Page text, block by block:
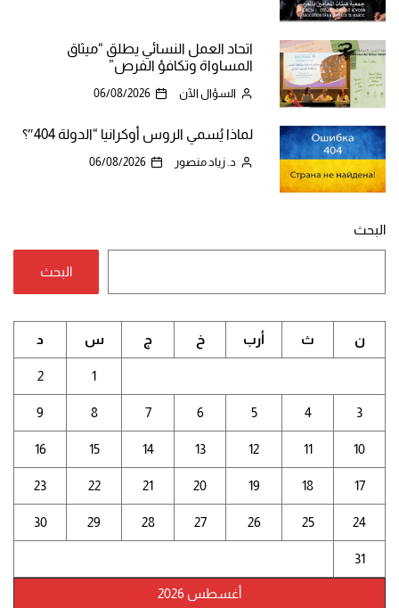
اتحاد العمل النسائي يطلق “ميثاق
المساواة وتكافؤ الفرص”
السؤال الآن 06/08/2026
لماذا يُسمي الروس أوكرانيا “الدولة 404″؟
د. زياد منصور 06/08/2026
البحث
البحث
أغسطس 2026
ن ث أرب خ ج س د
1
2
3
4
5
6
7
8
9
10
11
12
13
14
15
16
17
18
19
20
21
22
23
24
25
26
27
28
29
30
31